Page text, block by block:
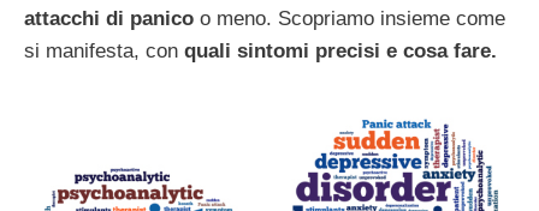
attacchi di panico o meno. Scopriamo insieme come
si manifesta, con quali sintomi precisi e cosa fare.